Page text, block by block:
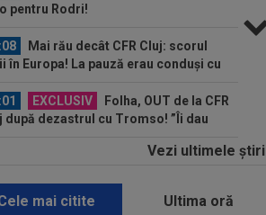
pentru Rodri!
Mai rău decât CFR Cluj: scorul
în Europa! La pauză erau conduși cu
EXCLUSIV
Folha, OUT de la CFR
după dezastrul cu Tromso! ”Îi dau
Gigi Becali: ”Am
Enervat după ce a aflat că Rodri
Vezi ultimele ştiri
mai citite Ultima oră